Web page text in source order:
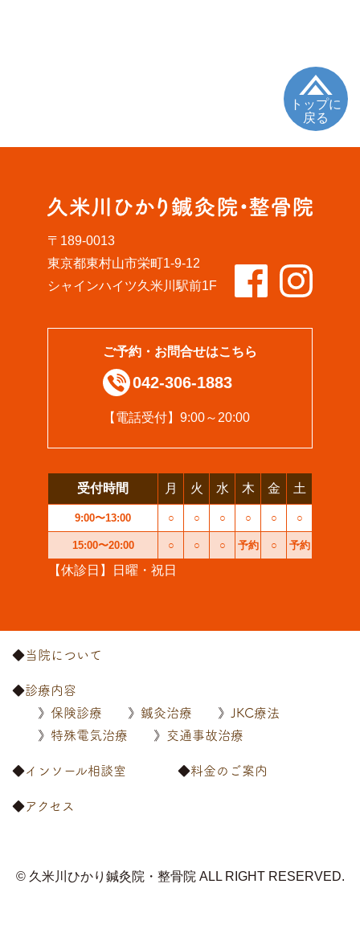
トップに
戻る
〒189-0013
東京都東村山市栄町1-9-12
シャインハイツ久米川駅前1F
ご予約・お問合せはこちら
042-306-1883
【電話受付】9:00～20:00
受付時間 月 火 水 木 金 土
9:00〜13:00 ○ ○ ○ ○ ○ ○
15:00〜20:00 ○ ○ ○ 予約 ○ 予約
【休診日】日曜・祝日
当院について
診療内容
保険診療
鍼灸治療
JKC療法
特殊電気治療
交通事故治療
インソール相談室 料金のご案内
アクセス
© 久米川ひかり鍼灸院・整骨院ALL RIGHT RESERVED.